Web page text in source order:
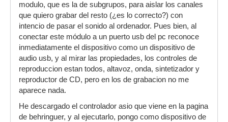
modulo, que es la de subgrupos, para aislar los canales
que quiero grabar del resto (¿es lo correcto?) con
intencio de pasar el sonido al ordenador. Pues bien, al
conectar este módulo a un puerto usb del pc reconoce
inmediatamente el dispositivo como un dispositivo de
audio usb, y al mirar las propiedades, los controles de
reproduccion estan todos, altavoz, onda, sintetizador y
reproductor de CD, pero en los de grabacion no me
aparece nada.
He descargado el controlador asio que viene en la pagina
de behringuer, y al ejecutarlo, pongo como dispositivo de